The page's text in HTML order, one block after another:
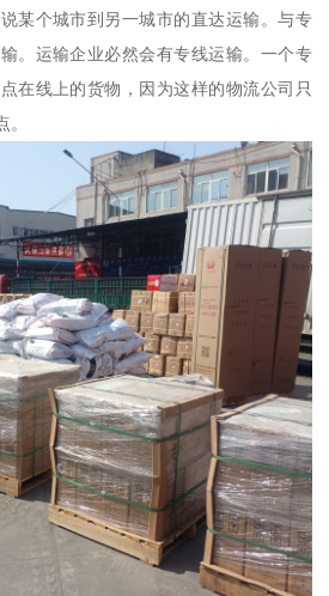
某个城市到另一城市的直达运输。与专
。运输企业必然会有专线运输。一个专
在线上的货物，因为这样的物流公司只